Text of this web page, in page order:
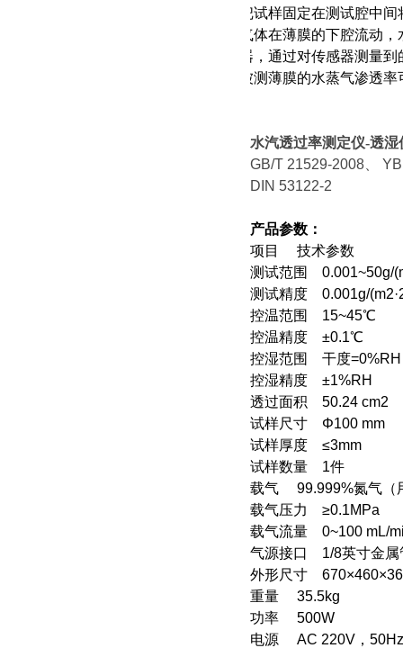
把试样固定在测试腔中
气体在薄膜的下腔流动
器，通过对传感器测量
被测薄膜的水蒸气渗透
水汽透过率测定仪-透湿
GB/T 21529-2008 、
DIN 53122-2
产品参数：
项目 技术参数
测试范围 0.001~50g/
测试精度 0.001g/
控温范围 15~45℃
控温精度 ±0.1℃
控湿范围 干度=0%RH
控湿精度 ±1%RH
透过面积 50.24 cm2
试样尺寸 Φ100 mm
试样厚度 ≤3mm
试样数量 1件
载气 99.999%氮气（
载气压力 ≥0.1MPa
载气流量 0~100
气源接口 1/8英寸金属
外形尺寸
重量 35.5kg
功率 500W
电源 AC 220V，